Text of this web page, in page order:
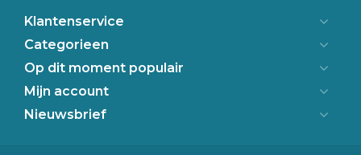
Klantenservice
Categorieen
Op dit moment populair
Mijn account
Nieuwsbrief